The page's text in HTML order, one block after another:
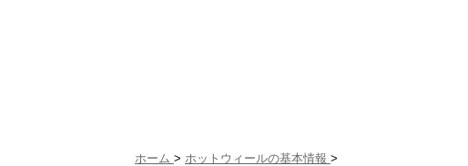
ホーム > ホットウィールの基本情報 >